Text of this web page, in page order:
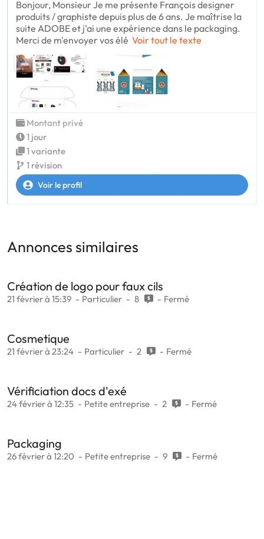
Bonjour, Monsieur Je me présente François designer
produits / graphiste depuis plus de 6 ans. Je maîtrise la
suite ADOBE et j'ai une expérience dans le packaging.
Merci de m'envoyer vos élé Voir tout le texte
Montant privé
1 jour
1 variante
1 révision
Voir le profil
Annonces similaires
Création de logo pour faux cils
21 février à 15:39 Particulier 8 Fermé
Cosmetique
21 février à 23:24 Particulier 2 Fermé
Vérificiation docs d'exé
24 février à 12:35 Petite entreprise 2 Fermé
Packaging
26 février à 12:20 Petite entreprise 9 Fermé